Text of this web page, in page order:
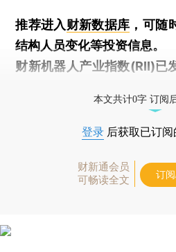
推荐进入财新数据库 ，可随
结构人员变化等投资信息。
财新机器人产业指数(RII)已
本文共计0字 订阅
登录 后获取已订
财新通会员
可畅读全文
订